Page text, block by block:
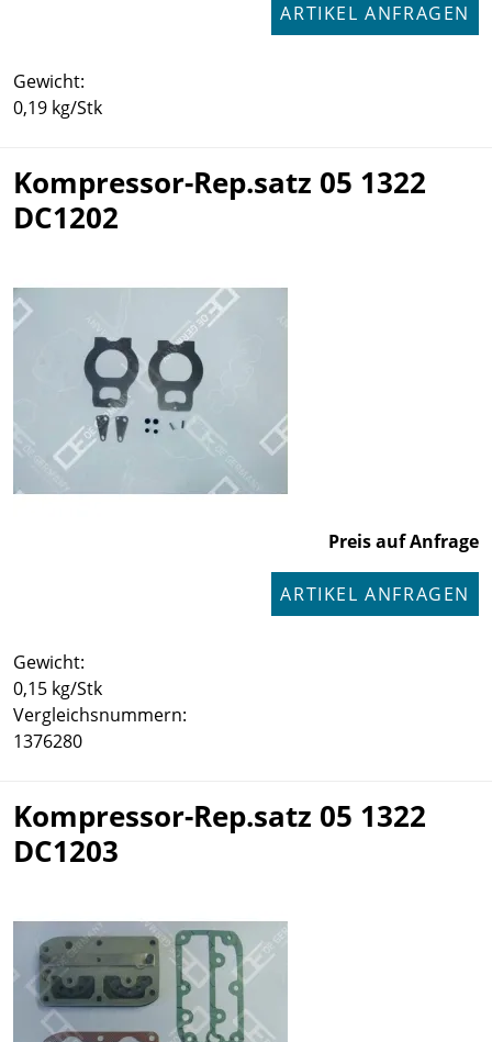
ARTIKEL ANFRAGEN
Gewicht:
0,19 kg/Stk
Kompressor-Rep.satz 05 1322
DC1202
Preis auf Anfrage
ARTIKEL ANFRAGEN
Gewicht:
0,15 kg/Stk
Vergleichsnummern:
1376280
Kompressor-Rep.satz 05 1322
DC1203